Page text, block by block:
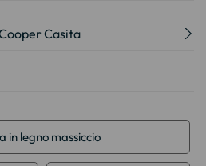
Casita
in legno massiccio